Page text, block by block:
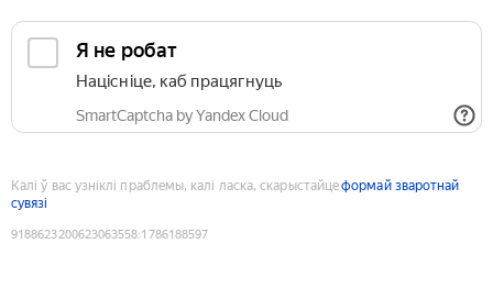
Я не робат
Націсніце, каб працягнуць
SmartCaptcha by Yandex Cloud
Калі ў вас узніклі праблемы, калі ласка, скарыстайцеформай зваротнай
сувязі
9188623200623063558:1786188597